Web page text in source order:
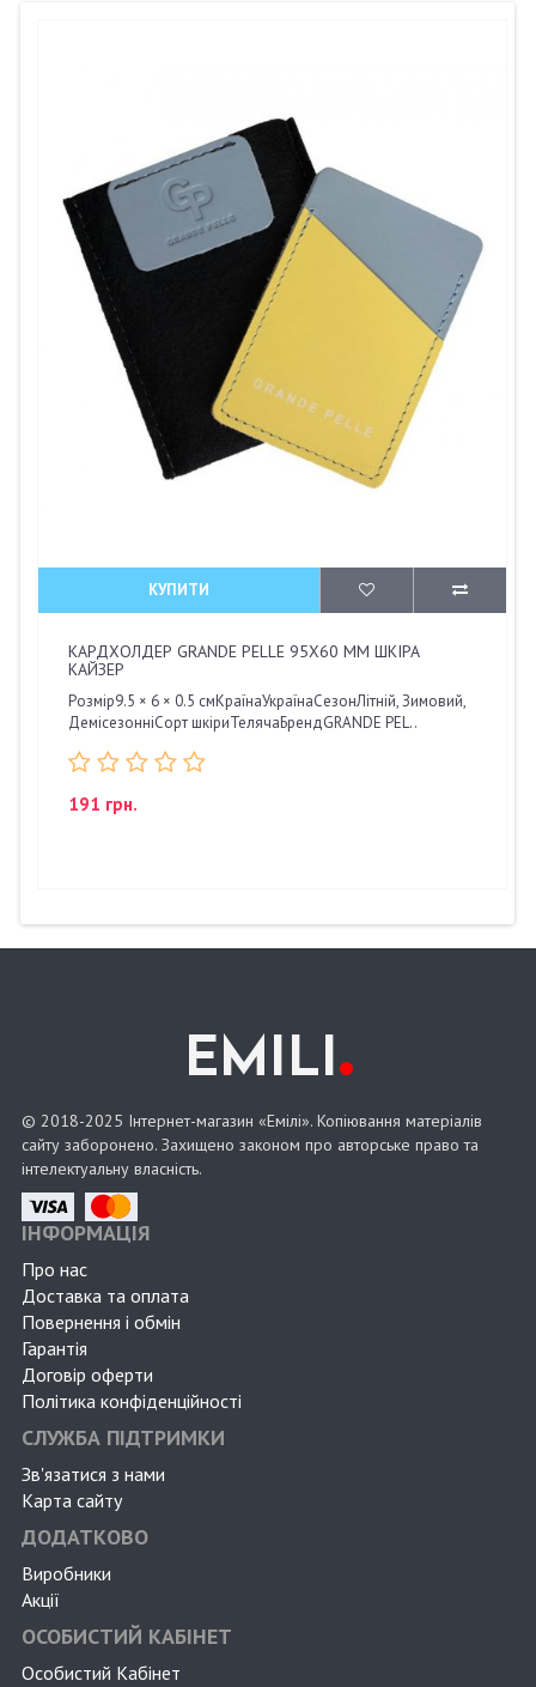
КУПИТИ
КАРДХОЛДЕР GRANDE PELLE 95Х60 ММ ШКІРА
КАЙЗЕР
Розмір9.5 × 6 × 0.5 смКраїнаУкраїнаСезонЛітній, Зимовий,
ДемісезонніСорт шкіриТелячаБрендGRANDE PEL..
191 грн.
EMILI.
© 2018-2025 Інтернет-магазин «Емілі». Копіювання матеріалів
сайту заборонено. Захищено законом про авторське право та
інтелектуальну власність.
ІНФОРМАЦІЯ
Про нас
Доставка та оплата
Повернення і обмін
Гарантія
Договір оферти
Політика конфіденційності
СЛУЖБА ПІДТРИМКИ
Зв'язатися з нами
Карта сайту
ДОДАТКОВО
Виробники
Акції
ОСОБИСТИЙ КАБІНЕТ
Особистий Кабінет